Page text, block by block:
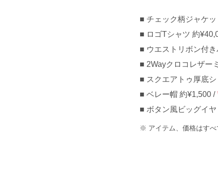
チェック柄ジャケ
ロゴTシャツ 約
ウエストリボン付
2Wayクロコレザー
スクエアトゥ厚底
ベレー帽 約¥1,500 /
ボタン風ビッグイ
アイテム、価格はす